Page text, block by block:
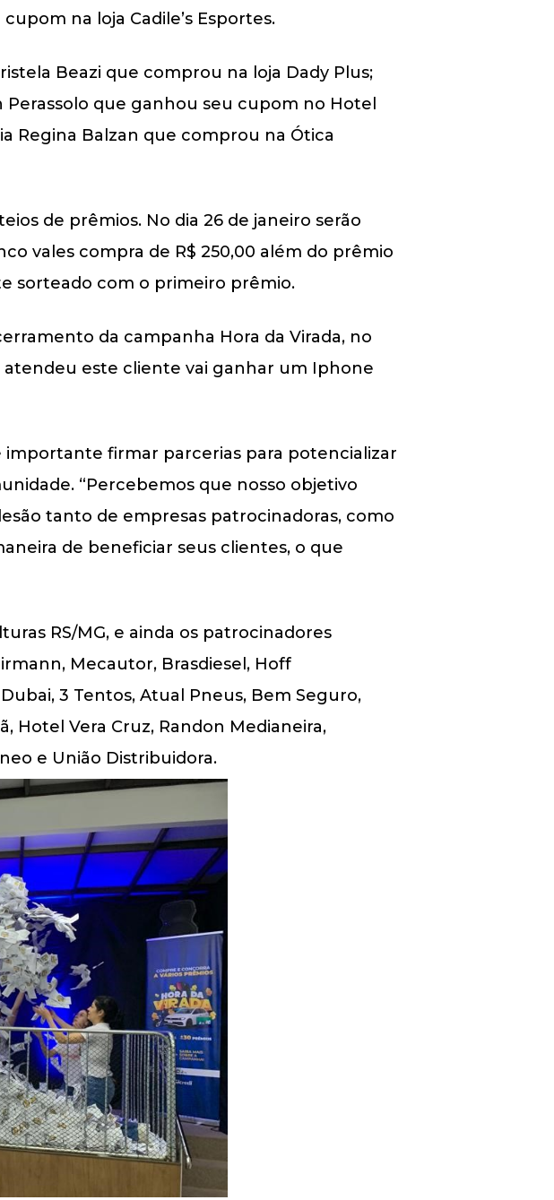
na loja Cadile’s Esportes.
Beazi que comprou na loja Dady Plus;
que ganhou seu cupom no Hotel
Regina Balzan que comprou na Ótica
de prêmios. No dia 26 de janeiro serão
vales compra de R$ 250,00 além do prêmio
sorteado com o primeiro prêmio.
da campanha Hora da Virada, no
este cliente vai ganhar um Iphone
firmar parcerias para potencializar
“Percebemos que nosso objetivo
tanto de empresas patrocinadoras, como
de beneficiar seus clientes, o que
RS/MG, e ainda os patrocinadores
Mecautor, Brasdiesel, Hoff
3 Tentos, Atual Pneus, Bem Seguro,
Hotel Vera Cruz, Randon Medianeira,
e União Distribuidora.